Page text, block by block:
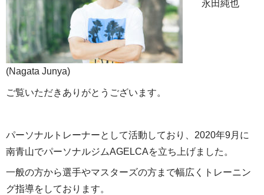
永田純也
(Nagata Junya)
ご覧いただきありがとうございます。
パーソナルトレーナーとして活動しており、2020年9月に
南青山でパーソナルジムAGELCAを立ち上げました。
一般の方から選手やマスターズの方まで幅広くトレーニン
グ指導をしております。